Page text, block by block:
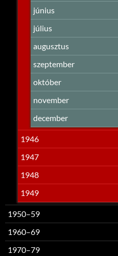
június
július
augusztus
szeptember
október
november
december
1946
1947
1948
1949
1950–59
1960–69
1970–79